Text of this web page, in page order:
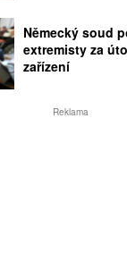
Německý soud
extremisty za
zařízení
Reklama